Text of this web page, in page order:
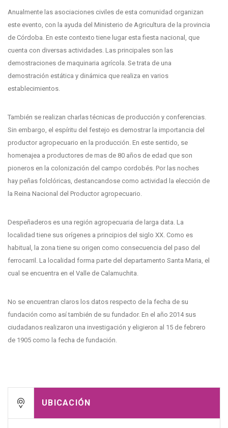
Anualmente las asociaciones civiles de esta comunidad organizan
este evento, con la ayuda del Ministerio de Agricultura de la provincia
de Córdoba. En este contexto tiene lugar esta fiesta nacional, que
cuenta con diversas actividades. Las principales son las
demostraciones de maquinaria agrícola. Se trata de una
demostración estática y dinámica que realiza en varios
establecimientos.
También se realizan charlas técnicas de producción y conferencias.
Sin embargo, el espíritu del festejo es demostrar la importancia del
productor agropecuario en la producción. En este sentido, se
homenajea a productores de mas de 80 años de edad que son
pioneros en la colonización del campo cordobés. Por las noches
hay peñas folclóricas, destancandose como actividad la elección de
la Reina Nacional del Productor agropecuario.
Despeñaderos es una región agropecuaria de larga data. La
localidad tiene sus orígenes a principios del siglo XX. Como es
habitual, la zona tiene su origen como consecuencia del paso del
ferrocarril. La localidad forma parte del departamento Santa Maria, el
cual se encuentra en el Valle de Calamuchita.
No se encuentran claros los datos respecto de la fecha de su
fundación como así también de su fundador. En el año 2014 sus
ciudadanos realizaron una investigación y eligieron al 15 de febrero
de 1905 como la fecha de fundación.
UBICACIÓN